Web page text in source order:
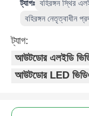
ট্যাগঃ বহিরঙ্গন স্থির
বহিরঙ্গন নেতৃত্বাধীন
ট্যাগ:
আউটডোর এলইডি
আউটডোর LED